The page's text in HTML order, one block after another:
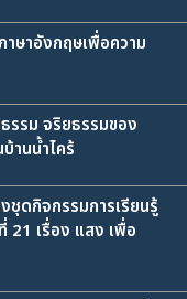
ษาอังกฤษเพื่อความ
รรม จริยธรรมของ
านน้ำไคร้
ชุดกิจกรรมการเรียนรู้
21 เรื่อง แสง เพื่อ